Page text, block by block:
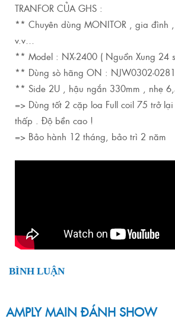
TRANFOR CỦA GHS :
** Chuyên dùng MONITOR , gia đình
v.v…
** Model : NX-2400 ( Nguồn Xung 24
** Dùng sò hãng ON : NJW0302-0281
** Side 2U , hậu ngắn 330mm , nhẹ
=> Dùng tốt 2 cặp loa Full coil 75 trở
thấp . Độ bền cao !
=> Bảo hành 12 tháng, bảo trì 2 năm
BÌNH LUẬN
AMPLY MAIN ĐÁNH SHOW